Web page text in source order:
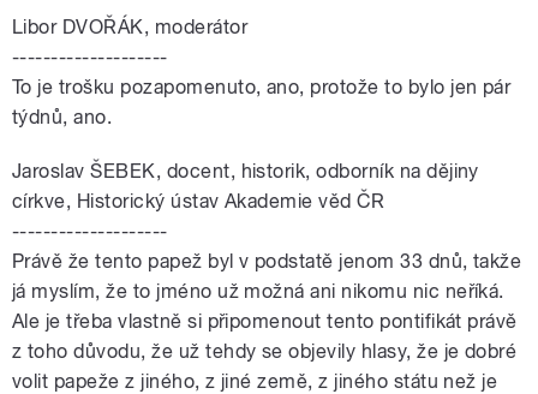
Libor DVOŘÁK, moderátor
--------------------
To je trošku pozapomenuto, ano, protože to bylo jen pár
týdnů, ano.
Jaroslav ŠEBEK, docent, historik, odborník na dějiny
církve, Historický ústav Akademie věd ČR
--------------------
Právě že tento papež byl v podstatě jenom 33 dnů, takže
já myslím, že to jméno už možná ani nikomu nic neříká.
Ale je třeba vlastně si připomenout tento pontifikát právě
z toho důvodu, že už tehdy se objevily hlasy, že je dobré
volit papeže z jiného, z jiné země, z jiného státu než je